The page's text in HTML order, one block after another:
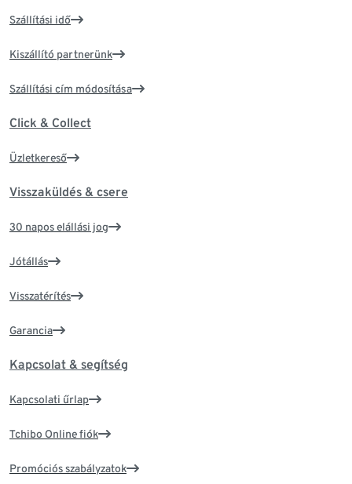
Szállítási idő
Kiszállító partnerünk
Szállítási cím módosítása
Click & Collect
Üzletkereső
Visszaküldés & csere
30 napos elállási jog
Jótállás
Visszatérítés
Garancia
Kapcsolat & segítség
Kapcsolati űrlap
Tchibo Online fiók
Promóciós szabályzatok